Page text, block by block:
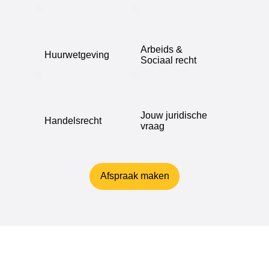
Huurwetgeving
Arbeids &
Sociaal recht
Handelsrecht
Jouw juridische
vraag
Afspraak maken